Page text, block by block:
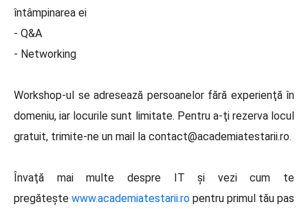
întâmpinarea ei
- Q&A
- Networking
Workshop-ul se adresează persoanelor fără experienţă în
domeniu, iar locurile sunt limitate. Pentru a-ţi rezerva locul
gratuit, trimite-ne un mail la contact@academiatestarii.ro.
Învaţă mai multe despre IT şi vezi cum te
pregătește www.academiatestarii.ro pentru primul tău pas